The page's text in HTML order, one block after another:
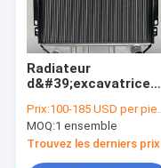
Radiateur
d&#39;excavatrice
Assemblage
d&#39;unité complet
de qualité
commerciale
Prix:100-185 USD per piece
MOQ:1 ensemble
Trouvez les derniers prix